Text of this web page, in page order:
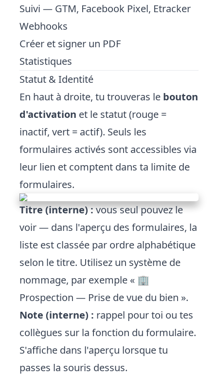
Suivi — GTM, Facebook Pixel, Etracker
Webhooks
Créer et signer un PDF
Statistiques
Statut &Identité
En haut à droite, tu trouveras le bouton
d'activation et le statut (rouge =
inactif, vert = actif). Seuls les
formulaires activés sont accessibles via
leur lien et comptent dans ta limite de
formulaires.
Titre (interne) :vous seul pouvez le
voir — dans l'aperçu des formulaires, la
liste est classée par ordre alphabétique
selon le titre. Utilisez un système de
nommage, par exemple « 🏢
Prospection — Prise de vue du bien ».
Note (interne) : rappel pour toi ou tes
collègues sur la fonction du formulaire.
S'affiche dans l'aperçu lorsque tu
passes la souris dessus.